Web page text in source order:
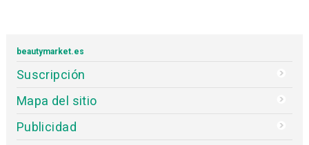
beautymarket.es
Suscripción
Mapa del sitio
Publicidad